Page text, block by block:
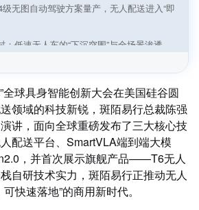
级无图自动驾驶方案量产，无人配送进入“即
：低速无人车的“下沉突围”与全场景渗透
低速无人物流车从初创主导迈向“整车+智
双方案，全场景，零卡顿
四大场景挺进深蓝，全球运力重构战打响
估值逻辑变天，还是战略必然？
源汽车之都”到“无人之境”领跑者
局何解？来电岛：自动补能+智能运营+城
全球具身智能创新大会在美国硅谷圆
领域的科技新锐，斑陌易行总裁陈强
讲，面向全球重磅发布了三大核心技
配送平台、SmartVLA端到端大模
，并首次展示旗舰产品——T6无人
自研技术实力，斑陌易行正推动无人
快速落地”的商用新时代。